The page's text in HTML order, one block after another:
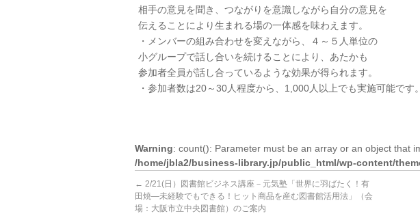
相手の意見を聞き、つながりを意識しながら自分の意見を
伝えることにより生まれる場の一体感を味わえます。
・メンバーの組み合わせを変えながら、４～５人単位の
小グループで話し合いを続けることにより、あたかも
参加者全員が話し合っているような効果が得られます。
・参加者数は20～30人程度から、1,000人以上でも実施可能です。
Warning: count(): Parameter must be an array or an object that
/home/jbla2/business-library.jp/public_html/wp-content/
← 2/21(日）図書館ビジネス講座－元気塾「世界に羽ばたく！有
田焼―未経験でもできる！ヒット商品を産む図書館活用法」（会
場：大阪市立中央図書館）のご案内